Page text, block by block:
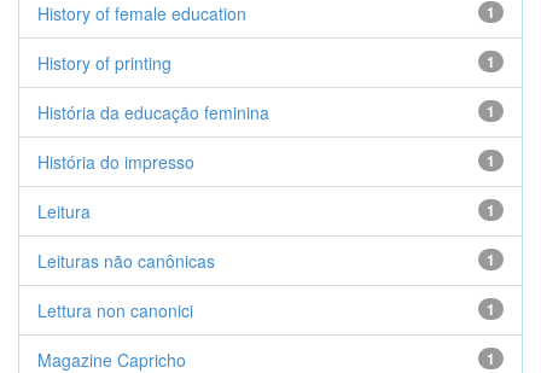
1
History of female education
1
History of printing
1
História da educação feminina
1
História do impresso
1
Leitura
1
Leituras não canônicas
1
Lettura non canonici
1
Magazine Capricho